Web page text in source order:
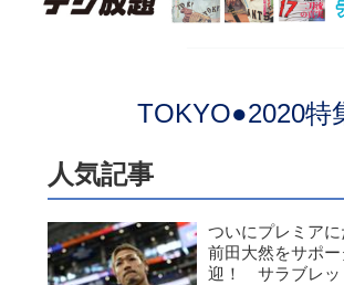
TOKYO●2020特
人気記事
ついにプレミア
前田大然をサポ
迎！ サラブレッ